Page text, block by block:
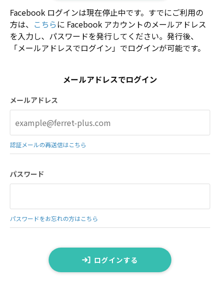
Facebook ログインは現在停止中です。すでにご利用の
方は、 こちらに Facebook アカウントのメールアドレス
を入力し、パスワードを発行してください。発行後、
「メールアドレスでログイン」でログインが可能です。
メールアドレスでログイン
メールアドレス
認証メールの再送信はこちら
パスワード
パスワードをお忘れの方はこちら
ログインする